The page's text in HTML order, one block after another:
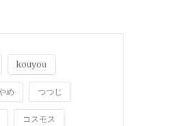
kouyou
め つつじ
コスモス